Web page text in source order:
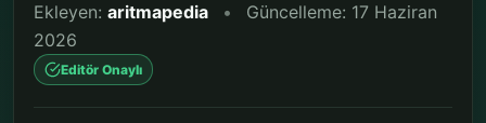
Ekleyen: aritmapedia •
Güncelleme: 17 Haziran
2026
Editör Onaylı